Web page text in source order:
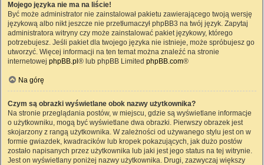
Mojego języka nie ma na liście!
Być może administrator nie zainstalował pakietu zawierającego twoją wersję
językową albo nikt jeszcze nie przetłumaczył phpBB3 na twój język. Zapytaj
administratora witryny czy może zainstalować pakiet językowy, którego
potrzebujesz. Jeśli pakiet dla twojego języka nie istnieje, może spróbujesz go
utworzyć. Więcej informacji na ten temat można znaleźć na stronie
internetowej phpBB.pl ® lub phpBB Limited phpBB.com®
Na górę
Czym są obrazki wyświetlane obok nazwy użytkownika?
Na stronie przeglądania postów, w miejscu, gdzie są wyświetlane informacje
o użytkowniku, mogą być wyświetlane dwa obrazki. Pierwszy obrazek jest
skojarzony z rangą użytkownika. W zależności od używanego stylu jest on w
formie gwiazdek, kwadracików lub kropek pokazujących, jak dużo postów
zostało napisanych przez użytkownika lub jaki jest jego status na tej witrynie.
Jest on wyświetlany poniżej nazwy użytkownika. Drugi, zazwyczaj większy